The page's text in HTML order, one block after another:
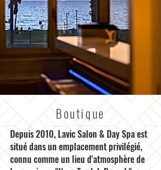
Boutique
Depuis 2010, Lavic Salon & Day Spa est
situé dans un emplacement privilégié,
connu comme un lieu d'atmosphère de